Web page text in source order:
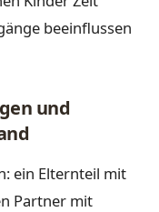
beeinflussen
und
ein Elternteil mit
Partner mit